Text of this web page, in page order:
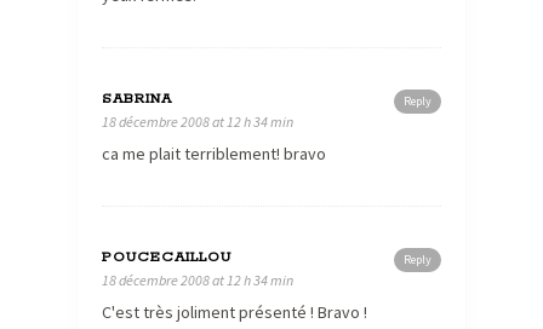
Reply
SABRINA
18 décembre 2008 at 12 h 34 min
ca me plait terriblement! bravo
Reply
POUCECAILLOU
18 décembre 2008 at 12 h 34 min
C'est très joliment présenté ! Bravo !